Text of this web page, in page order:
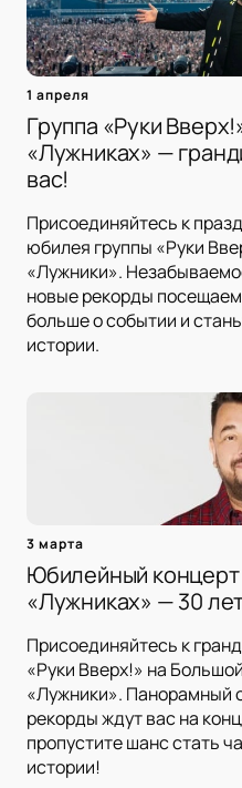
1 апреля
Группа «Руки
«Лужниках» —
вас!
Присоединяйтесь к
юбилея группы «Руки
«Лужники».
новые рекорды
больше о событии и
истории.
3 марта
Юбилейный концерт
«Лужниках» — 30
Присоединяйтесь к
«Руки Вверх!» на
«Лужники». Панорамный
рекорды ждут вас на
пропустите шанс стать
истории!